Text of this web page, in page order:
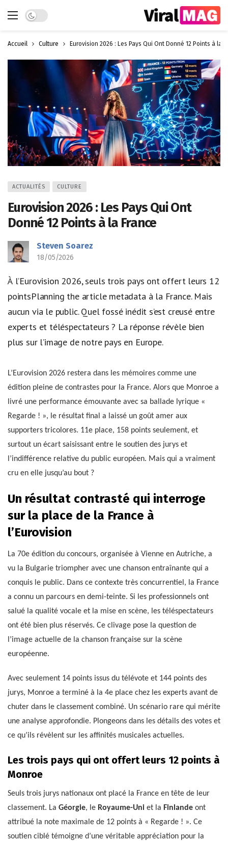
Dark mode
Accueil Culture Eurovision 2026 : Les Pays Qui Ont Donné 12 Points à la
ACTUALITÉS CULTURE
Eurovision 2026 : Les Pays Qui Ont
Donné 12 Points à la France
Steven Soarez
18/05/2026
À l’Eurovision 2026, seuls trois pays ont offert leurs 12
pointsPlanning the article metadata à la France. Mais
aucun via le public. Quel fossé inédit s’est creusé entre
experts et téléspectateurs ? La réponse révèle bien
plus sur l’image de notre pays en Europe.
L’Eurovision 2026 restera dans les mémoires comme une
édition pleine de contrastes pour la France. Alors que Monroe a
livré une performance émouvante avec sa ballade lyrique «
Regarde ! », le résultat final a laissé un goût amer aux
supporters tricolores. 11e place, 158 points seulement, et
surtout un écart saisissant entre le soutien des jurys et
l’indifférence relative du public européen. Mais qui a vraiment
cru en elle jusqu’au bout ?
Un résultat contrasté qui interroge
sur la place de la France à
l’Eurovision
La 70e édition du concours, organisée à Vienne en Autriche, a
vu la Bulgarie triompher avec une chanson entraînante qui a
conquis le public. Dans ce contexte très concurrentiel, la France
a connu un parcours en demi-teinte. Si les professionnels ont
salué la qualité vocale et la mise en scène, les téléspectateurs
ont été bien plus réservés. Ce clivage pose la question de
l’image actuelle de la chanson française sur la scène
européenne.
Avec seulement 14 points issus du télévote et 144 points des
jurys, Monroe a terminé à la 4e place chez les experts avant de
chuter dans le classement combiné. Un scénario rare qui mérite
une analyse approfondie. Plongeons dans les détails des votes et
ce qu’ils révèlent sur les affinités musicales actuelles.
Les trois pays qui ont offert leurs 12 points à
Monroe
Seuls trois jurys nationaux ont placé la France en tête de leur
classement. La Géorgie, le Royaume-Uni et la Finlande ont
attribué la note maximale de 12 points à « Regarde ! ». Ce
soutien ciblé témoigne d’une véritable appréciation pour la